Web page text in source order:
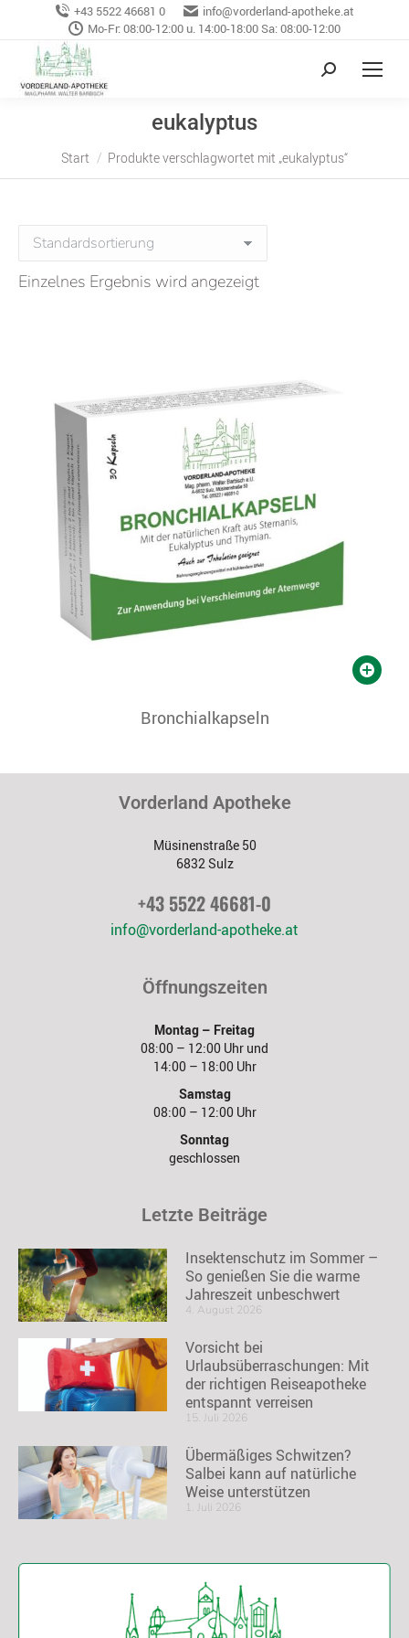
+43 5522 46681 0
info@vorderland-apotheke.at
Mo-Fr: 08:00-12:00 u. 14:00-18:00 Sa: 08:00-12:00
eukalyptus
Sie befinden sich hier:
Start Produkte verschlagwortet mit „eukalyptus“
Einzelnes Ergebnis wird angezeigt
Bronchialkapseln
Vorderland Apotheke
Müsinenstraße 50
6832 Sulz
+43 5522 46681-0
info@vorderland-apotheke.at
Öffnungszeiten
Montag – Freitag
08:00 – 12:00 Uhr und
14:00 – 18:00 Uhr
Samstag
08:00 – 12:00 Uhr
Sonntag
geschlossen
Letzte Beiträge
Insektenschutz im Sommer –
So genießen Sie die warme
Jahreszeit unbeschwert
4. August 2026
Vorsicht bei
Urlaubsüberraschungen: Mit
der richtigen Reiseapotheke
entspannt verreisen
15. Juli 2026
Übermäßiges Schwitzen?
Salbei kann auf natürliche
Weise unterstützen
1. Juli 2026